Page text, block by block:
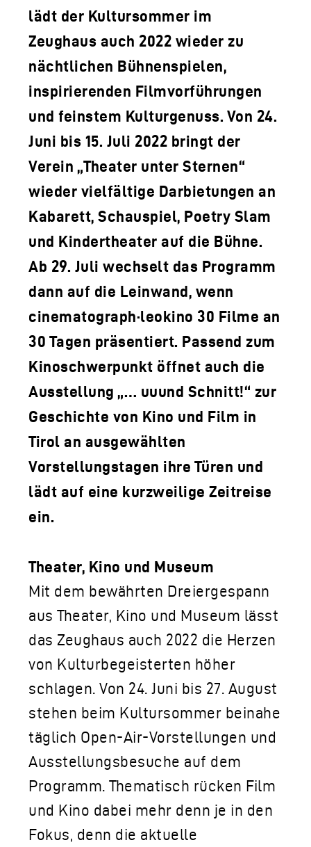
lädt der Kultursommer im
Zeughaus auch 2022 wieder zu
nächtlichen Bühnenspielen,
inspirierenden Filmvorführungen
und feinstem Kulturgenuss. Von 24.
Juni bis 15. Juli 2022 bringt der
Verein „Theater unter Sternen“
wieder vielfältige Darbietungen an
Kabarett, Schauspiel, Poetry Slam
und Kindertheater auf die Bühne.
Ab 29. Juli wechselt das Programm
dann auf die Leinwand, wenn
cinematograph·leokino 30 Filme an
30 Tagen präsentiert. Passend zum
Kinoschwerpunkt öffnet auch die
Ausstellung „… uuund Schnitt!“ zur
Geschichte von Kino und Film in
Tirol an ausgewählten
Vorstellungstagen ihre Türen und
lädt auf eine kurzweilige Zeitreise
ein.
Theater, Kino und Museum
Mit dem bewährten Dreiergespann
aus Theater, Kino und Museum lässt
das Zeughaus auch 2022 die Herzen
von Kulturbegeisterten höher
schlagen. Von 24. Juni bis 27. August
stehen beim Kultursommer beinahe
täglich Open-Air-Vorstellungen und
Ausstellungsbesuche auf dem
Programm. Thematisch rücken Film
und Kino dabei mehr denn je in den
Fokus, denn die aktuelle